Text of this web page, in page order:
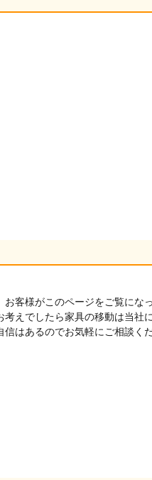
客様がこのページをご覧にな
えでしたら家具の移動は当社
はあるのでお気軽にご相談く